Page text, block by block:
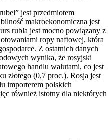
jest przedmiotem
makroekonomiczna jest
rubla jest mocno powiązany z
ropy naftowej, która
Z ostatnich danych
wynika, że rosyjski
handlu walutami, co jest
złotego (0,7 proc.). Rosja jest
importerem polskich
również istotny dla niektórych